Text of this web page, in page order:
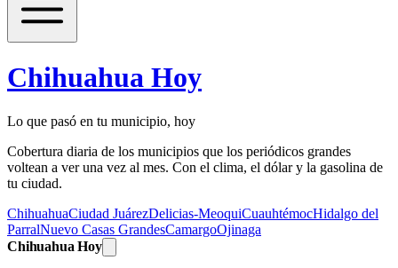
Chihuahua Hoy
Lo que pasó en tu municipio, hoy
Cobertura diaria de los municipios que los periódicos grandes
voltean a ver una vez al mes. Con el clima, el dólar y la gasolina de
tu ciudad.
ChihuahuaCiudad JuárezDelicias-MeoquiCuauhtémocHidalgo del
ParralNuevo Casas GrandesCamargoOjinaga
Chihuahua Hoy